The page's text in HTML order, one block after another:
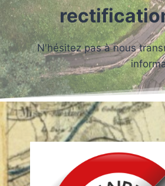
N'hésitez pas à nous